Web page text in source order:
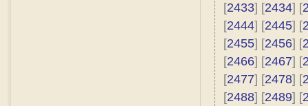
[2433] [2434] [
[2444] [2445] [
[2455] [2456] [
[2466] [2467] [
[2477] [2478] [
[2488] [2489] [